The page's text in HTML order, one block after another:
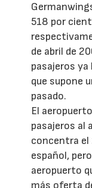
518 por
de abril de
pasajeros ya
que supone
pasado.
El
pasajeros al
concentra el
español,
aeropuerto
más oferta